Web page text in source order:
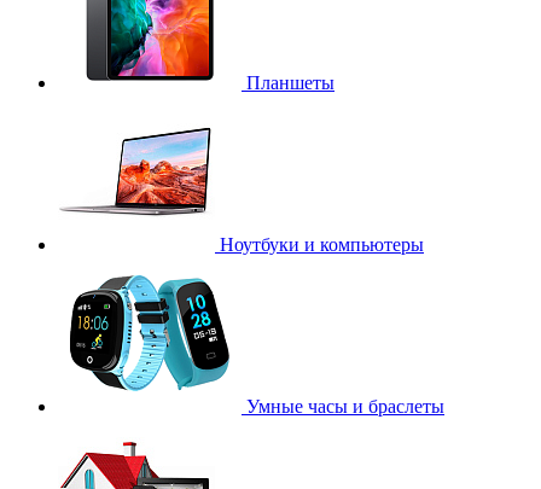
Планшеты
Ноутбуки и компьютеры
Умные часы и браслеты